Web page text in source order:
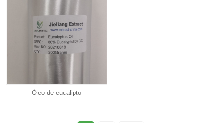
Óleo de eucalipto